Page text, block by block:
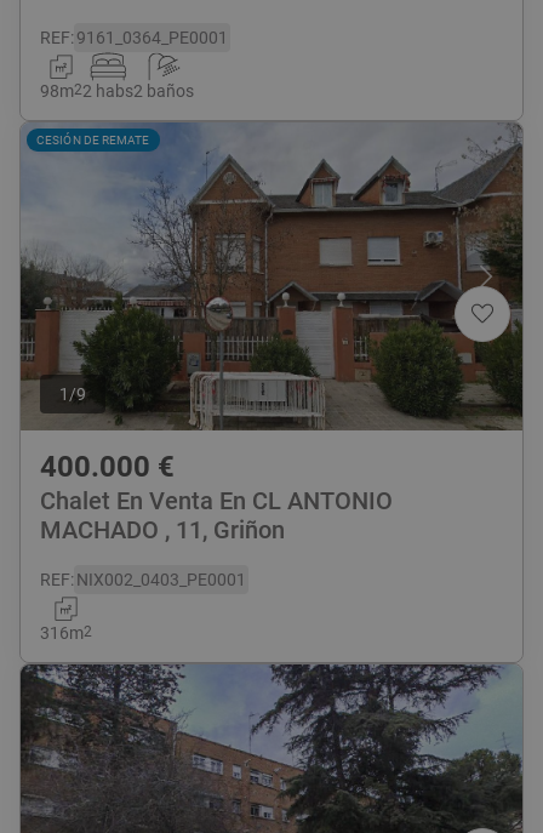
REF:9161_0364_PE0001
98m22 habs2 baños
1 /9
CESIÓN DE REMATE
400.000 €
Chalet En Venta En CL ANTONIO
MACHADO , 11, Griñon
REF:NIX002_0403_PE0001
316m2